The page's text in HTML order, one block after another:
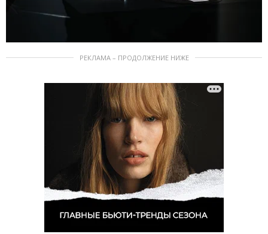
РЕКЛАМА – ПРОДОЛЖЕНИЕ НИЖЕ